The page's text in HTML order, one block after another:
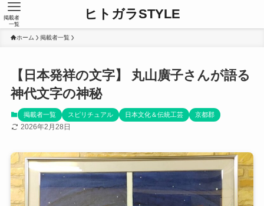
ヒトガラSTYLE
掲載者
一覧
ホーム 掲載者一覧
【日本発祥の文字】 丸山廣子さんが語る
神代文字の神秘
掲載者一覧 スピリチュアル 日本文化＆伝統工芸 京都郡
2026年2月28日